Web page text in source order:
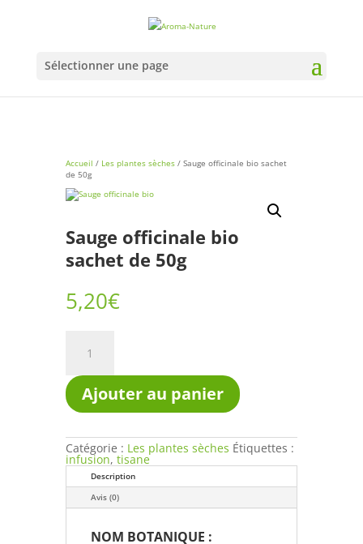
Sélectionner une page
Accueil / Les plantes sèches/ Sauge officinale bio sachet
de 50g
Sauge officinale bio
sachet de 50g
5,20€
bio
sachet
de
50g
Ajouter au panier
Catégorie : Les plantes sèches Étiquettes :
infusion, tisane
Description
Avis (0)
NOM BOTANIQUE :